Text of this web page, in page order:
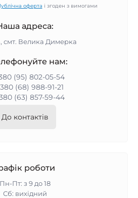
оферта і згоден з вимогами
адреса:
смт. Велика Димерка
нам:
(95) 802-05-54
(68) 988-91-21
(63) 857-59-44
До контактів
роботи
Пн-Пт: з 9 до 18
Сб: вихідний